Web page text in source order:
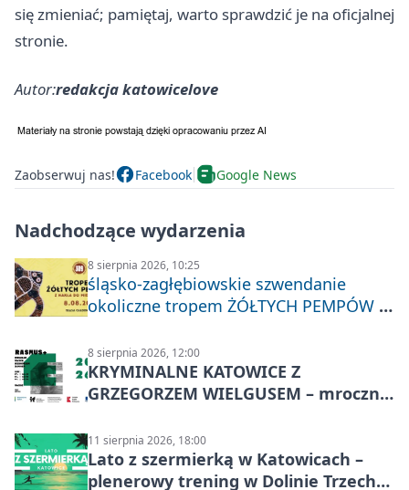
się zmieniać; pamiętaj, warto sprawdzić je na oficjalnej
stronie.
Autor:redakcja katowicelove
Zaobserwuj nas! Facebook Google News
Nadchodzące wydarzenia
8 sierpnia 2026, 10:25
śląsko-zagłębiowskie szwendanie
okoliczne tropem ŻÓŁTYCH PEMPÓW z
8 sierpnia 2026, 12:00
KRYMINALNE KATOWICE Z
GRZEGORZEM WIELGUSEM – mroczne
11 sierpnia 2026, 18:00
Lato z szermierką w Katowicach –
plenerowy trening w Dolinie Trzech